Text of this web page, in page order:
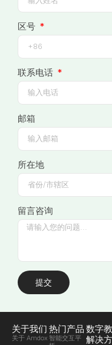
区号
联系电话
邮箱
所在地
留言咨询
提交
关于我们
关于 Amdox
热门产品
智能交互平
数字
解决